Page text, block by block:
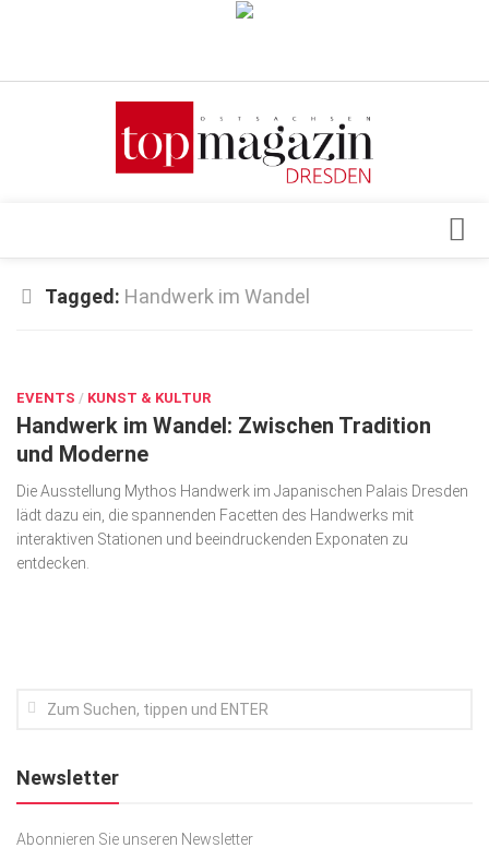
Verkaufsstellen
Top Gesundheitsforum Dresden / Ostsachsen
Geschäft
gesund & schön
Gesellschaft
Kunst & Kultur
Lifestyle
SACHSEN IN PARIS
Tagged: Handwerk im Wandel
EVENTS / KUNST & KULTUR
Handwerk im Wandel: Zwischen Tradition
und Moderne
Die Ausstellung Mythos Handwerk im Japanischen Palais Dresden
lädt dazu ein, die spannenden Facetten des Handwerks mit
interaktiven Stationen und beeindruckenden Exponaten zu
entdecken.
Newsletter
Abonnieren Sie unseren Newsletter